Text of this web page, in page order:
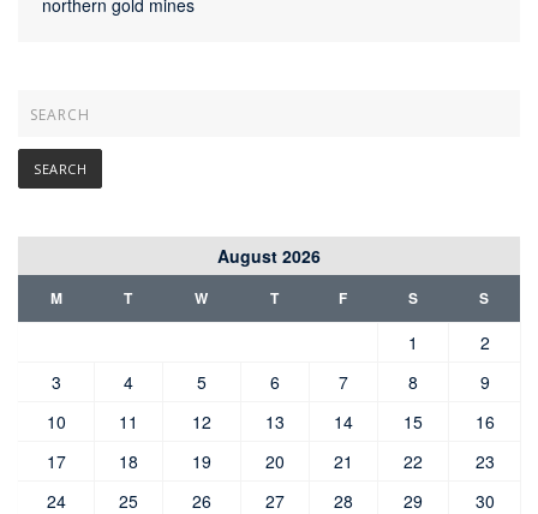
August 2026
M T W T F S S
1
2
3
4 5 6 7 8
9
10
11 12 13 14 15
16
17
18 19 20 21 22
23
24
25 26 27 28 29
30